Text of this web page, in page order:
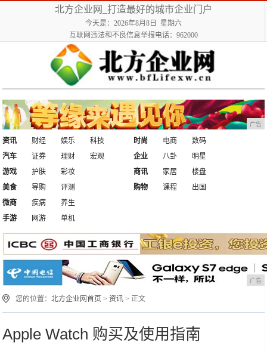
北方企业网_打造最好的城市企业门户
今天是：2026年8月8日 星期六
互联网违法和不良信息举报电话：962000
广告
资讯 财经 娱乐
科技
汽车
证券 理财 宏观
时尚 电商
数码
企业
八卦
明星
游戏
护肤
彩妆
美食
导购 评测
商讯 家居
楼盘
购物
课程
出国
微商
疾病
养生
手游
网游 单机
广告
您的位置：北方企业网首页 >资讯 > 正文
Apple Watch 购买及使用指南